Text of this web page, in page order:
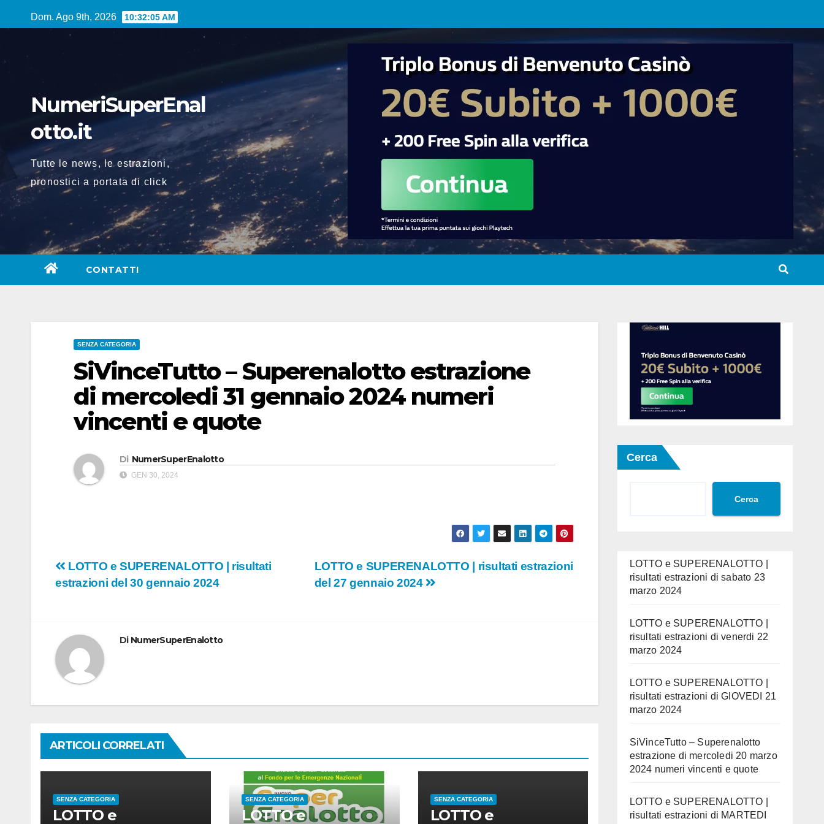
al
Dom. Ago 9th, 2026 10:32:05 AM
NumeriSuperEnal
otto.it
Tutte le news, le estrazioni,
pronostici a portata di click
CONTATTI
SENZA CATEGORIA
SiVinceTutto – Superenalotto estrazione
di mercoledi 31 gennaio 2024 numeri
vincenti e quote
Di NumerSuperEnalotto
GEN 30, 2024
Navigazione
LOTTO e SUPERENALOTTO | risultati estrazioni
del 27 gennaio 2024
LOTTO e SUPERENALOTTO | risultati
estrazioni del 30 gennaio 2024
Di NumerSuperEnalotto
ARTICOLI CORRELATI
SENZA CATEGORIA
LOTTO e
SENZA CATEGORIA
LOTTO e
SENZA CATEGORIA
LOTTO e
Cerca
Cerca
LOTTO e SUPERENALOTTO |
risultati estrazioni di sabato 23
marzo 2024
LOTTO e SUPERENALOTTO |
risultati estrazioni di venerdi 22
marzo 2024
LOTTO e SUPERENALOTTO |
risultati estrazioni di GIOVEDI 21
marzo 2024
SiVinceTutto – Superenalotto
estrazione di mercoledi 20 marzo
2024 numeri vincenti e quote
LOTTO e SUPERENALOTTO |
risultati estrazioni di MARTEDI